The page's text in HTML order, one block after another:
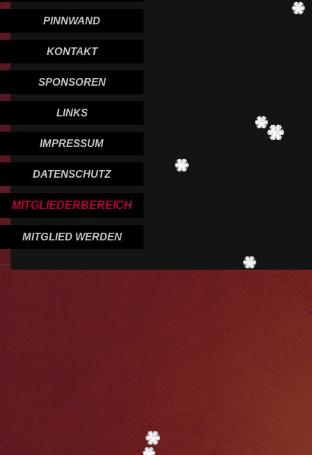
PINNWAND
KONTAKT
SPONSOREN
LINKS
IMPRESSUM
DATENSCHUTZ
MITGLIEDERBEREICH
MITGLIED WERDEN